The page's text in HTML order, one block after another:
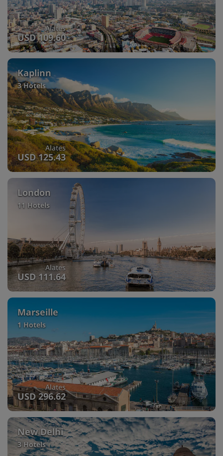
Alates
USD 109.60
Kaplinn
3 Hotels
Alates
USD 125.43
London
11 Hotels
Alates
USD 111.64
Marseille
1 Hotels
Alates
USD 296.62
New Delhi
3 Hotels